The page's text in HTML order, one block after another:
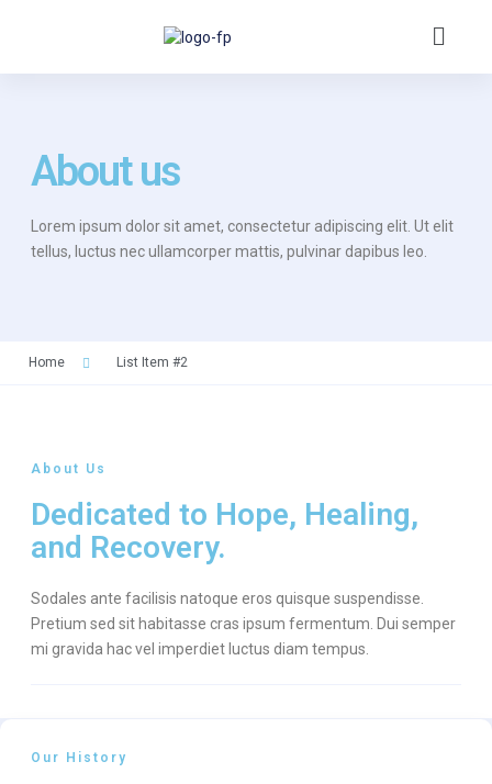
About us
Lorem ipsum dolor sit amet, consectetur adipiscing elit. Ut elit
tellus, luctus nec ullamcorper mattis, pulvinar dapibus leo.
Home List Item #2
About Us
Dedicated to Hope, Healing,
and Recovery.
Sodales ante facilisis natoque eros quisque suspendisse.
Pretium sed sit habitasse cras ipsum fermentum. Dui semper
mi gravida hac vel imperdiet luctus diam tempus.
Our History